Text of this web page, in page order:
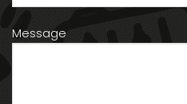
Message